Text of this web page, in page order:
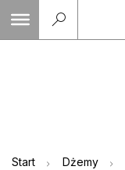
Skip
Start Dżemy